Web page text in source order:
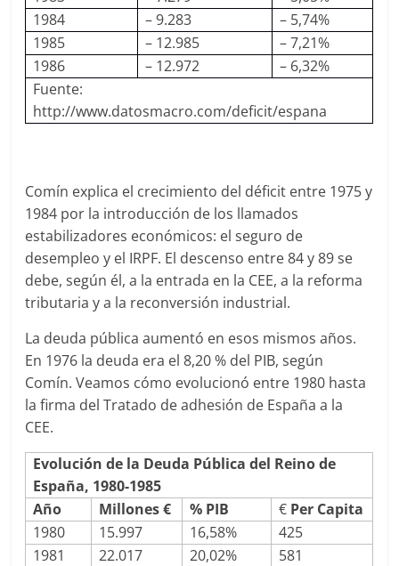
1984
– 9.283
– 5,74%
1985
– 12.985
– 7,21%
1986
– 12.972
– 6,32%
Fuente:
http://www.datosmacro.com/deficit/espana
Comín explica el crecimiento del déficit entre 1975 y
1984 por la introducción de los llamados
estabilizadores económicos: el seguro de
desempleo y el IRPF. El descenso entre 84 y 89 se
debe, según él, a la entrada en la CEE, a la reforma
tributaria y a la reconversión industrial.
La deuda pública aumentó en esos mismos años.
En 1976 la deuda era el 8,20 % del PIB, según
Comín. Veamos cómo evolucionó entre 1980 hasta
la firma del Tratado de adhesión de España a la
CEE.
Evolución de la Deuda Pública del Reino de
España, 1980-1985
Año
Millones € % PIB € Per Capita
1980
15.997 16,58%
425
1981
22.017 20,02%
581